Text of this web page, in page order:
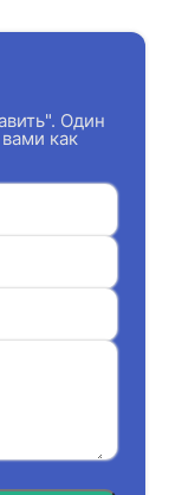
Один
как